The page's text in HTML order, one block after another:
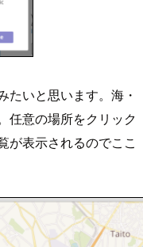
たいと思います。海・
任意の場所をクリック
が表示されるのでここ